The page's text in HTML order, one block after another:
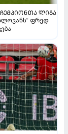
ᲩᲔᲛᲞᲘᲝᲜᲗᲐ ᲚᲘᲒᲐ
ფრედ